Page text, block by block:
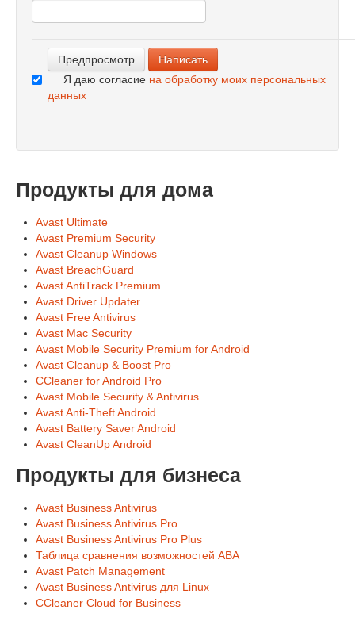
-
Я даю согласие на обработку моих персональных
данных
Продукты для дома
Avast Ultimate
Avast Premium Security
Avast Cleanup Windows
Avast BreachGuard
Avast AntiTrack Premium
Avast Driver Updater
Avast Free Antivirus
Avast Mac Security
Avast Mobile Security Premium for Android
Avast Cleanup & Boost Pro
CCleaner for Android Pro
Avast Mobile Security & Antivirus
Avast Anti-Theft Android
Avast Battery Saver Android
Avast CleanUp Android
Продукты для бизнеса
Avast Business Antivirus
Avast Business Antivirus Pro
Avast Business Antivirus Pro Plus
Таблица сравнения возможностей ABA
Avast Patch Management
Avast Business Antivirus для Linux
CCleaner Cloud for Business